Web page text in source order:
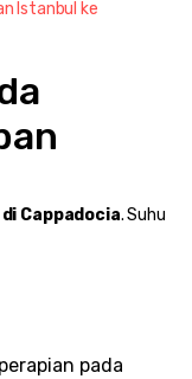
Istanbul ke
Cappadocia. Suhu
pada